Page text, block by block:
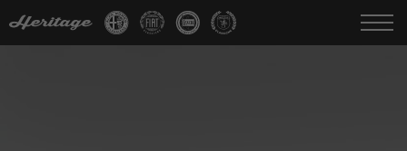
Cambia Lingua: IT DE